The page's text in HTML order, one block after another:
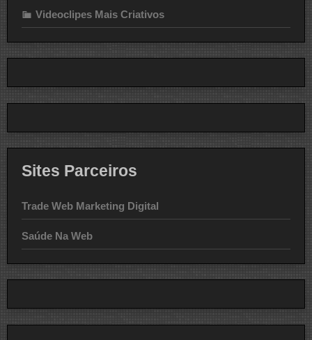
Videoclipes Mais Criativos
Sites Parceiros
Trade Web Marketing Digital
Saúde Na Web